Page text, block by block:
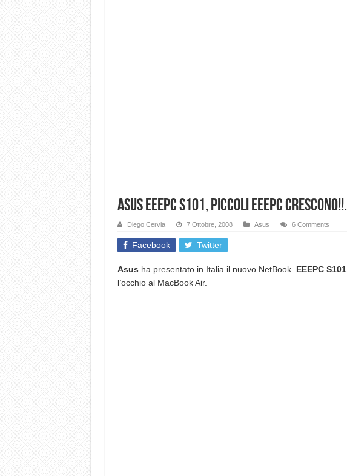
Asus EEEPC s101, piccoli EEEPC
Diego Cervia 7 Ottobre, 2008 Asus 6 Comments
Facebook Twitter
Asus ha presentato in Italia il nuovo NetBook EEEPC
l’occhio al MacBook Air.